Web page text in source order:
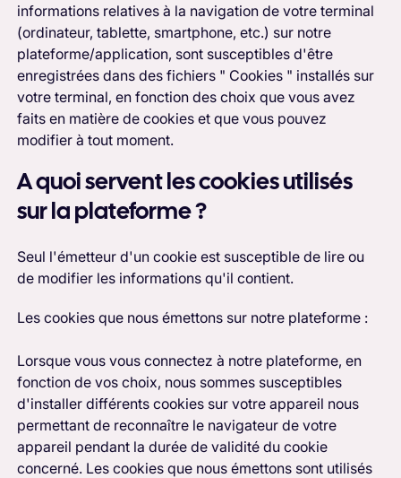
informations relatives à la navigation de votre terminal
(ordinateur, tablette, smartphone, etc.) sur notre
plateforme/application, sont susceptibles d'être
enregistrées dans des fichiers " Cookies " installés sur
votre terminal, en fonction des choix que vous avez
faits en matière de cookies et que vous pouvez
modifier à tout moment.
A quoi servent les cookies utilisés
sur la plateforme ?
Seul l'émetteur d'un cookie est susceptible de lire ou
de modifier les informations qu'il contient.
Les cookies que nous émettons sur notre plateforme :
Lorsque vous vous connectez à notre plateforme, en
fonction de vos choix, nous sommes susceptibles
d'installer différents cookies sur votre appareil nous
permettant de reconnaître le navigateur de votre
appareil pendant la durée de validité du cookie
concerné. Les cookies que nous émettons sont utilisés